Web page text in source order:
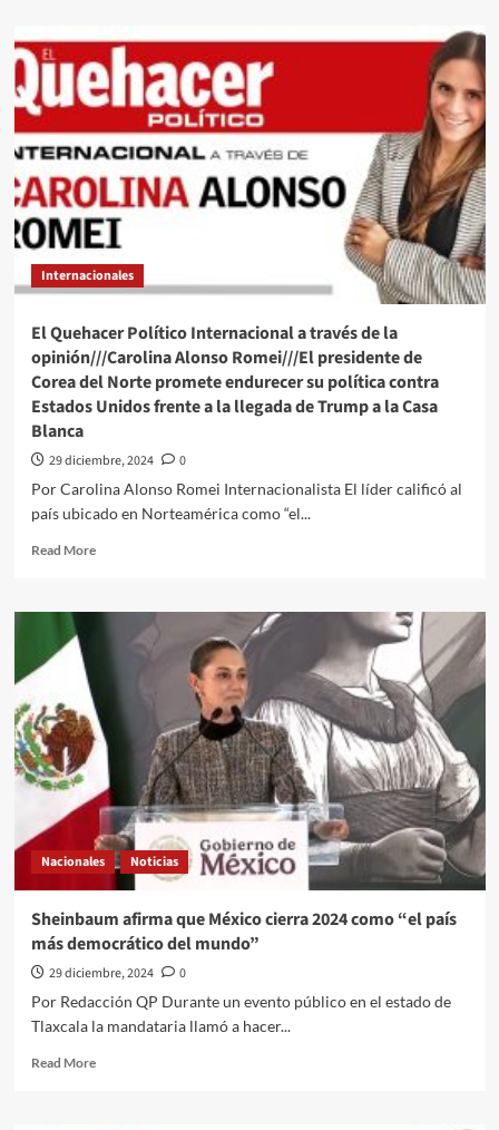
Bradshaw,
leyenda
de
los
Steelers,
no
cree
en
el
tricampeonato
los
Chiefs:
ganarán
tres
en
fila”
Internacionales
El Quehacer Político Internacional a través de la
opinión///Carolina Alonso Romei///El presidente de
Corea del Norte promete endurecer su política contra
Estados Unidos frente a la llegada de Trump a la Casa
Blanca
29 diciembre, 2024
0
Por Carolina Alonso Romei Internacionalista El líder calificó al
país ubicado en Norteamérica como “el...
Read MoreRead
El
Quehacer
través
de
opinión///Carolina
Alonso
Romei///El
presidente
de
Norte
promete
endurecer
política
contra
Nacionales Noticias
Sheinbaum afirma que México cierra 2024 como “el país
más democrático del mundo”
29 diciembre, 2024
0
Por Redacción QP Durante un evento público en el estado de
Tlaxcala la mandataria llamó a hacer...
Read MoreRead